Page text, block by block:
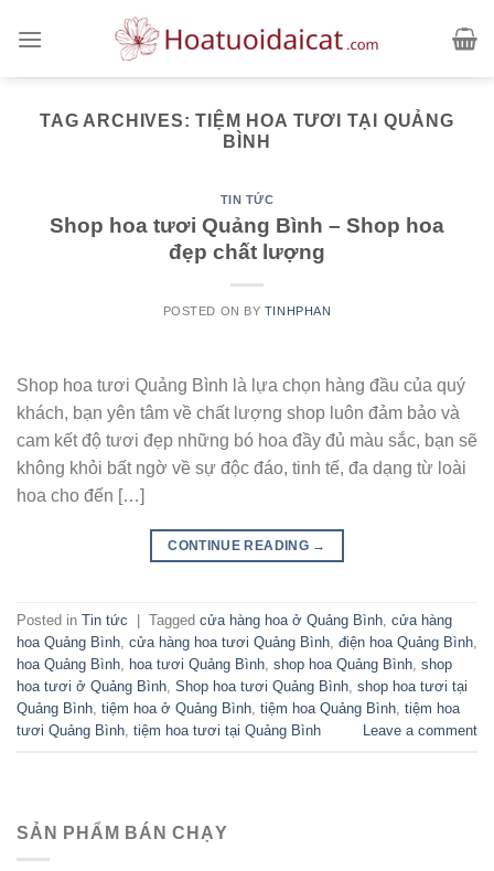
TAG ARCHIVES:TIỆM HOA TƯƠI TẠI QUẢNG
BÌNH
TIN TỨC
Shop hoa tươi Quảng Bình – Shop hoa
đẹp chất lượng
POSTED ON BY TINHPHAN
Shop hoa tươi Quảng Bình là lựa chọn hàng đầu của quý
khách, bạn yên tâm về chất lượng shop luôn đảm bảo và
cam kết độ tươi đẹp những bó hoa đầy đủ màu sắc, bạn sẽ
không khỏi bất ngờ về sự độc đáo, tinh tế, đa dạng từ loài
hoa cho đến […]
CONTINUE READING →
Posted in Tin tức Tagged cửa hàng hoa ở Quảng Bình cửa hàng
hoa Quảng Bình cửa hàng hoa tươi Quảng Bình điện hoa Quảng Bình
hoa Quảng Bình
hoa tươi Quảng Bình shop hoa Quảng Bình shop
hoa tươi ở Quảng Bình Shop hoa tươi Quảng Bình shop hoa tươi tại
Quảng Bình tiệm hoa ở Quảng Bình tiệm hoa Quảng Bình tiệm hoa
tươi Quảng Bình tiệm hoa tươi tại Quảng Bình Leave a comment
SẢN PHẨM BÁN CHẠY